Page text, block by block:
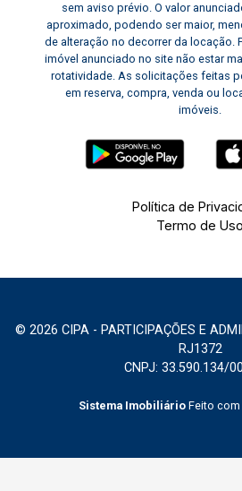
sem aviso prévio. O valor
aproximado, podendo ser maior,
de alteração no decorrer da locação.
imóvel anunciado no site não estar
rotatividade. As solicitações feitas
em reserva, compra, venda ou
imóveis.
Política de
Termo de Uso
© 2026 CIPA - PARTICIPAÇÕES E
RJ1372
CNPJ: 33.590.134/
Sistema Imobiliário Feito com